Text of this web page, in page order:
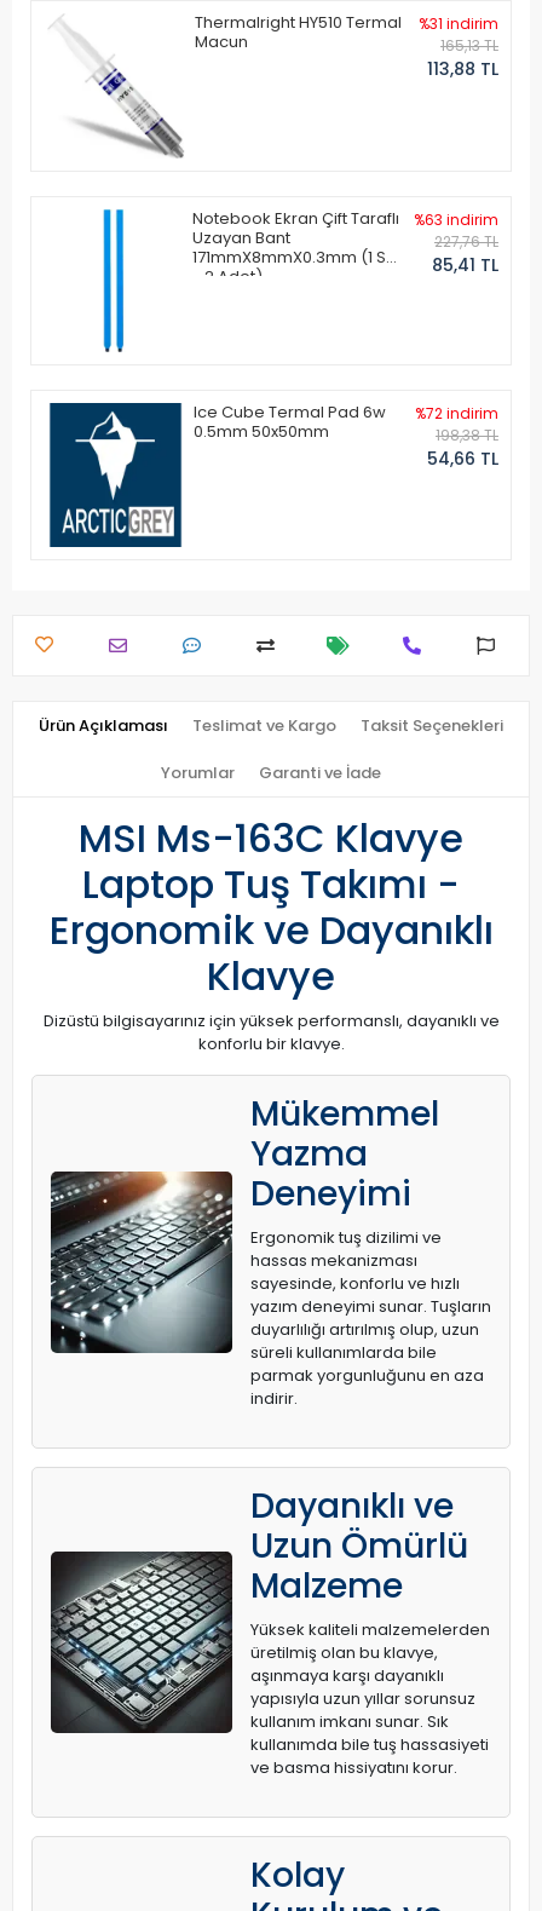
Thermalright HY510 Termal
Macun
%31 indirim
165,13 TL
113,88 TL
Notebook Ekran Çift Taraflı
Uzayan Bant
171mmX8mmX0.3mm (1 Set
- 2 Adet)
%63 indirim
227,76 TL
85,41 TL
Ice Cube Termal Pad 6w
0.5mm 50x50mm
%72 indirim
198,38 TL
54,66 TL
Ürün Açıklaması Teslimat ve Kargo Taksit Seçenekleri
Yorumlar Garanti ve İade
MSI Ms-163C Klavye
Laptop Tuş Takımı -
Ergonomik ve Dayanıklı
Klavye
Dizüstü bilgisayarınız için yüksek performanslı, dayanıklı ve
konforlu bir klavye.
Mükemmel
Yazma
Deneyimi
Ergonomik tuş dizilimi ve
hassas mekanizması
sayesinde, konforlu ve hızlı
yazım deneyimi sunar. Tuşların
duyarlılığı artırılmış olup, uzun
süreli kullanımlarda bile
parmak yorgunluğunu en aza
indirir.
Dayanıklı ve
Uzun Ömürlü
Malzeme
Yüksek kaliteli malzemelerden
üretilmiş olan bu klavye,
aşınmaya karşı dayanıklı
yapısıyla uzun yıllar sorunsuz
kullanım imkanı sunar. Sık
kullanımda bile tuş hassasiyeti
ve basma hissiyatını korur.
Kolay